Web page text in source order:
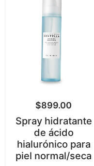
$899.00
Spray hidratante
de ácido
hialurónico para
piel normal/seca